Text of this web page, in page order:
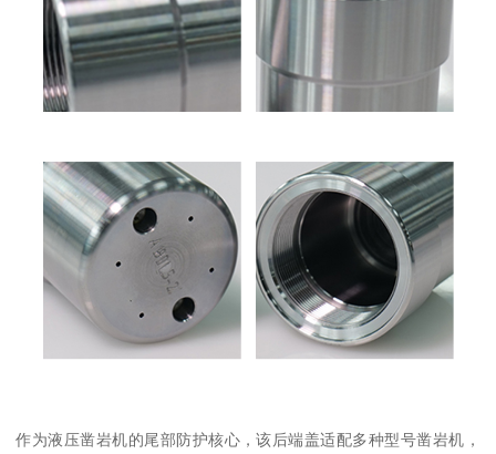
作为液压凿岩机的尾部防护核心，该后端盖适配多种型号凿岩机，